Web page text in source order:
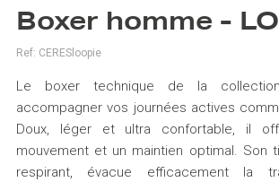
Boxer homme -
Ref: CERESloopie
Le boxer technique de la
accompagner vos journées actives
Doux, léger et ultra confortable, il
mouvement et un maintien optimal. Son
respirant, évacue efficacement la